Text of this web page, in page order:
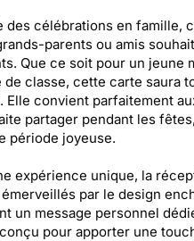
des célébrations en famille,
parents ou amis
Que ce soit pour un jeune
de classe, cette carte saura
Elle convient parfaitement
partager pendant les
période joyeuse.
expérience unique, la
par le design
un message personnel
pour apporter une